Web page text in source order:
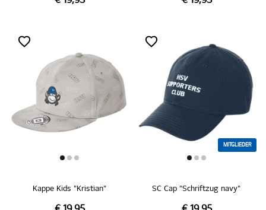
Kappe Kids "Kristian"
MITGLIEDER
SC Cap "Schriftzug navy"